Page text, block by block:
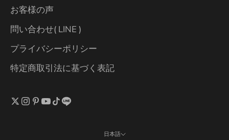
お客様の声
問い合わせ( LINE )
プライバシーポリシー
特定商取引法に基づく表記
日本語